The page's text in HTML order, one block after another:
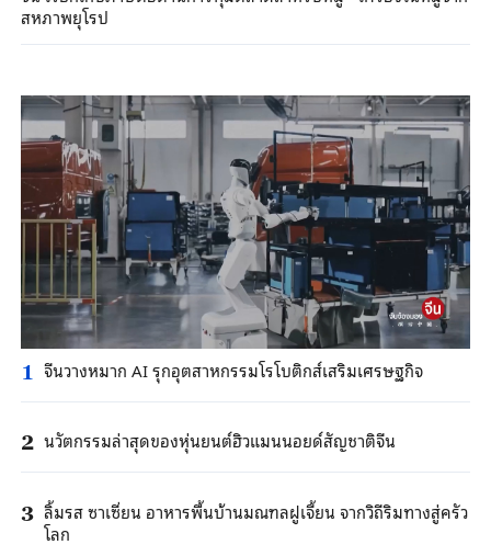
สหภาพยุโรป
1 จีนวางหมาก AI รุกอุตสาหกรรมโรโบติกส์เสริมเศรษฐกิจ
2 นวัตกรรมล่าสุดของหุ่นยนต์ฮิวแมนนอยด์สัญชาติจีน
3 ลิ้มรส ซาเซี่ยน อาหารพื้นบ้านมณฑลฝูเจี้ยน จากวิถีริมทางสู่ครัว
โลก